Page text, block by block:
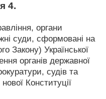
4.
органи
суди, сформовані на
Закону) Української
органів державної
судів та
Конституції